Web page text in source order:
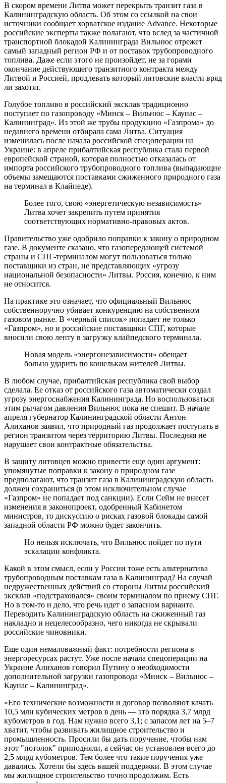
В скором времени Литва может перекрыть транзит газа в
Калининградскую область. Об этом со ссылкой на свои
источники сообщает хорватское издание Advance. Некоторые
российские эксперты также полагают, что вслед за частичной
транспортной блокадой Калининграда Вильнюс отрежет
самый западный регион РФ и от поставок трубопроводного
топлива. Даже если этого не произойдет, не за горами
окончание действующего транзитного контракта между
Литвой и Россией, продлевать который литовские власти вряд
ли захотят.
Голубое топливо в российский эксклав традиционно
поступает по газопроводу «Минск – Вильнюс – Каунас –
Калининград». Из этой же трубы продукцию «Газпрома» до
недавнего времени отбирала сама Литва. Ситуация
изменилась после начала российской спецоперации на
Украине: в апреле прибалтийская республика стала первой
европейской страной, которая полностью отказалась от
импорта российского трубопроводного топлива (выпадающие
объемы замещаются поставками сжиженного природного газа
на терминал в Клайпеде).
Более того, свою «энергетическую независимость»
Литва хочет закрепить путем принятия
соответствующих нормативно-правовых актов.
Правительство уже одобрило поправки к закону о природном
газе. В документе сказано, что газопередающей системой
страны и СПГ-терминалом могут пользоваться только
поставщики из стран, не представляющих «угрозу
национальной безопасности» Литвы. Россия, конечно, к ним
не относится.
На практике это означает, что официальный Вильнюс
собственноручно убивает конкуренцию на собственном
газовом рынке. В «черный список» попадает не только
«Газпром», но и российские поставщики СПГ, которые
вносили свою лепту в загрузку клайпедского терминала.
Новая модель «энергонезависимости» обещает
больно ударить по кошелькам жителей Литвы.
В любом случае, прибалтийская республика свой выбор
сделала. Ее отказ от российского газа автоматически создал
угрозу энергоснабжения Калининграда. Но воспользоваться
этим рычагом давления Вильнюс пока не спешит. В начале
апреля губернатор Калининградской области Антон
Алиханов заявил, что природный газ продолжает поступать в
регион транзитом через территорию Литвы. Последняя не
нарушает свои контрактные обязательства.
В защиту литовцев можно привести еще один аргумент:
упомянутые поправки к закону о природном газе
предполагают, что транзит газа в Калининградскую область
должен сохраниться (в этом исключительном случае
«Газпром» не попадает под санкции). Если Сейм не внесет
изменения в законопроект, одобренный Кабинетом
министров, то дискуссию о рисках газовой блокады самой
западной области РФ можно будет закончить.
Но нельзя исключать, что Вильнюс пойдет по пути
эскалации конфликта.
Какой в этом смысл, если у России тоже есть альтернатива
трубопроводным поставкам газа в Калининград? На случай
недружественных действий со стороны Литвы российский
эксклав «подстраховался» своим терминалом по приему СПГ.
Но в том-то и дело, что речь идет о запасном варианте.
Переводить Калининградскую область на сжиженный газ
накладно и нецелесообразно, чего никогда не скрывали
российские чиновники.
Еще один немаловажный факт: потребности региона в
энергоресурсах растут. Уже после начала спецоперации на
Украине Алиханов говорил Путину о необходимости
дополнительной загрузки газопровода «Минск – Вильнюс –
Каунас – Калининград».
«Его технические возможности и договор позволяют качать
10,5 млн кубических метров в день — это порядка 3,7 млрд
кубометров в год. Нам нужно всего 3,1; с запасом лет на 5–7
хватит, чтобы развивать жилищное строительство и
промышленность. Просили бы дать поручение, чтобы нам
этот "потолок" приподняли, а сейчас он установлен всего до
2,5 млрд кубометров. Тем более что такие поручения уже
давались. Хотели бы здесь вашей поддержки. В этом случае
мы жилищное строительство точно продолжим. Есть